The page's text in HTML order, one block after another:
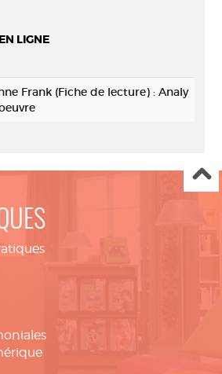
LIGNE
Frank (Fiche de lecture) : Analy